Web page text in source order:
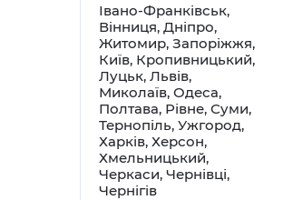
Івано-Франківськ,
Вінниця, Дніпро,
Житомир, Запоріжжя,
Київ, Кропивницький,
Луцьк, Львів,
Миколаїв, Одеса,
Полтава, Рівне, Суми,
Тернопіль, Ужгород,
Харків, Херсон,
Хмельницький,
Черкаси, Чернівці,
Чернігів